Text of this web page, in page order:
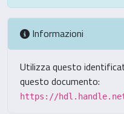
Informazioni
Utilizza questo
questo documento:
https://